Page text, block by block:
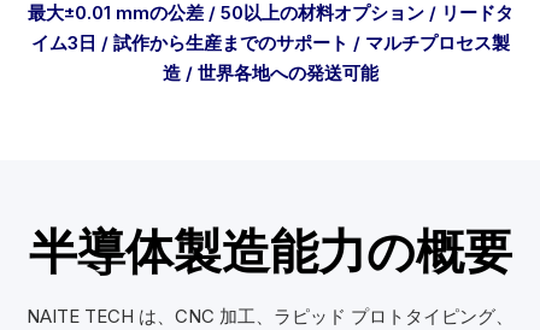
最大±0.01 mmの公差 / 50以上の材料オプション / リードタ
イム3日 / 試作から生産までのサポート / マルチプロセス製
造 / 世界各地への発送可能
半導体製造能力の概要
NAITE TECH は、CNC 加工、ラピッド プロトタイピング、